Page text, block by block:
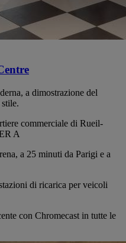
a dimostrazione del
commerciale di Rueil-
A
a 25 minuti da Parigi e a
di ricarica per veicoli
con Chromecast in tutte le